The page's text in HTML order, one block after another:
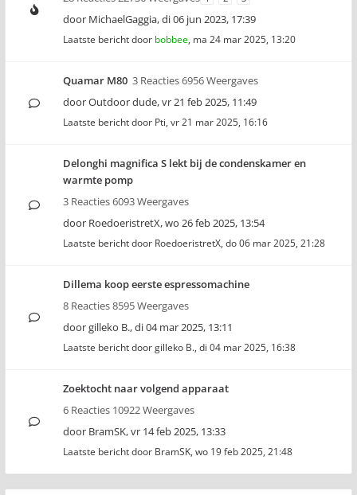
door MichaelGaggia,di 06 jun 2023, 17:39
Laatste bericht door bobbee, ma 24 mar 2025, 13:20
Quamar M80 3 Reacties 6956 Weergaves
doorOutdoor dude,vr 21 feb 2025, 11:49
Laatste bericht door Pti, vr 21 mar 2025, 16:16
Delonghi magnifica S lekt bij de condenskamer en
warmte pomp
3 Reacties 6093 Weergaves
door RoedoeristretX,wo 26 feb 2025, 13:54
Laatste bericht door RoedoeristretX, do 06 mar 2025, 21:28
Dillema koop eerste espressomachine
8 Reacties 8595 Weergaves
doorgilleko B.,di 04 mar 2025, 13:11
Laatste bericht doorgilleko B., di 04 mar 2025, 16:38
Zoektocht naar volgend apparaat
6 Reacties 10922 Weergaves
door BramSK,vr 14 feb 2025, 13:33
Laatste bericht door BramSK, wo 19 feb 2025, 21:48